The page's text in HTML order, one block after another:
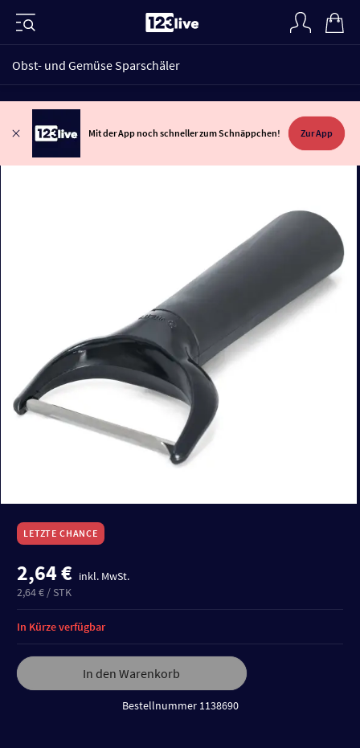
Obst- und Gemüse Sparschäler
Mit der App noch schneller zum Schnäppchen! Zur App
LETZTE CHANCE
2,64 € inkl. MwSt.
2,64 € / STK
In den Warenkorb
Bestellnummer 1138690
In Kürze verfügbar